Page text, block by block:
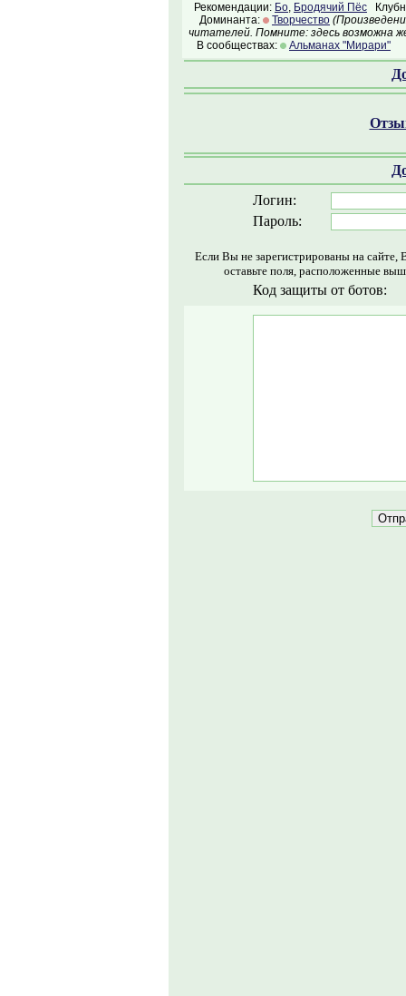
Рекомендации: Бо, Бродячий Пёс
Доминанта:
Творчество
читателей. Помните: здесь возможна
В сообществах:
Альманах "Мирари"
Логин:
Пароль:
Если Вы не зарегистрированы на
оставьте поля, расположенные
Код защиты от ботов: